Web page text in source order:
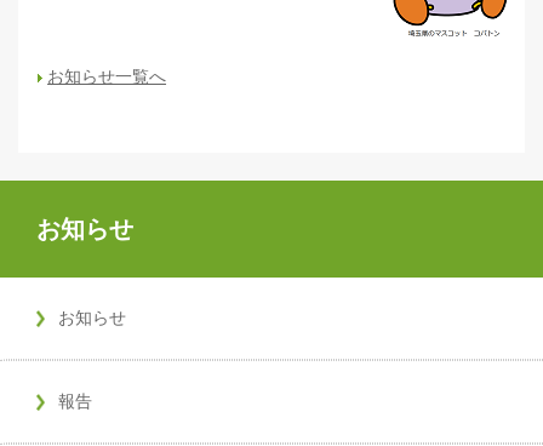
お知らせ一覧へ
お知らせ
お知らせ
報告